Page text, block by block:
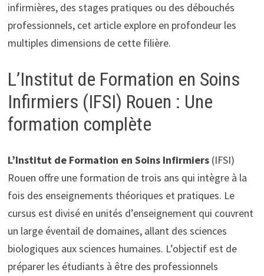
infirmières, des stages pratiques ou des débouchés
professionnels, cet article explore en profondeur les
multiples dimensions de cette filière.
L’Institut de Formation en Soins
Infirmiers (IFSI) Rouen : Une
formation complète
L’Institut de Formation en Soins Infirmiers(IFSI)
Rouen offre une formation de trois ans qui intègre à la
fois des enseignements théoriques et pratiques. Le
cursus est divisé en unités d’enseignement qui couvrent
un large éventail de domaines, allant des sciences
biologiques aux sciences humaines. L’objectif est de
préparer les étudiants à être des professionnels